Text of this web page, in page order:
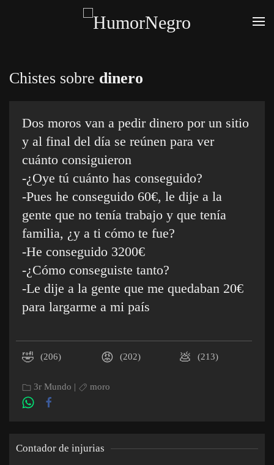
content
Chistes sobre dinero
Dos moros van a pedir dinero por un sitio
y al final del día se reúnen para ver
cuánto consiguieron
-¿Oye tú cuánto has conseguido?
-Pues he conseguido 60€, le dije a la
gente que no tenía trabajo y que tenía
familia, ¿y a ti cómo te fue?
-He conseguido 3200€
-¿Cómo conseguiste tanto?
-Le dije a la gente que me quedaban 20€
para largarme a mi país
🤣 (206) 😡 (202) 💩 (213)
3r Mundo | moro
Contador de injurias